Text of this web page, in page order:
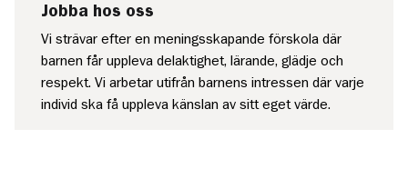
Jobba hos oss
Vi strävar efter en meningsskapande förskola där
barnen får uppleva delaktighet, lärande, glädje och
respekt. Vi arbetar utifrån barnens intressen där varje
individ ska få uppleva känslan av sitt eget värde.